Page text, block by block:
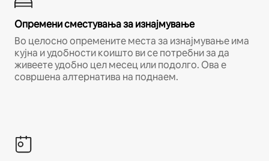
Опремени сместувања за изнајмување
Во целосно опремените места за изнајмување има
кујна и удобности коишто ви се потребни за да
живеете удобно цел месец или подолго. Ова е
совршена алтернатива на поднаем.